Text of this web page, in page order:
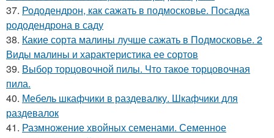
37. Рододендрон, как сажать в подмосковье. Посадка
рододендрона в саду
38. Какие сорта малины лучше сажать в Подмосковье. 2
Виды малины и характеристика ее сортов
39. Выбор торцовочной пилы. Что такое торцовочная
пила.
40. Мебель шкафчики в раздевалку. Шкафчики для
раздевалок
41. Размножение хвойных семенами. Семенное